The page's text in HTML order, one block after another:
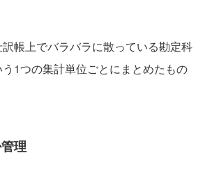
帳上でバラバラに散っている勘定科
1つの集計単位ごとにまとめたもの
理